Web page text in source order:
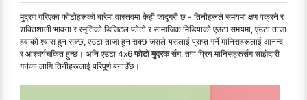
मुद्रण गरिएका फोटोहरूको बारेमा वास्तवमा केही जादूगरी छ - तिनीहरूले समयमा क्षण पक्रने र
शक्तिशाली भावना र स्मृतिको डिजिटल फोटो र सामाजिक मिडियाको एउटा समयमा, एउटा ताजा
हवाको श्वास हुन सक्छ, एउटा ताजा हुन सक्छ जसले यसलाई प्राप्त गर्ने मानिसहरूलाई आनन्द
र आश्चर्यचकित हुन्छ। अनि एउटा 4x6 फोटो मुद्रकसँग, तपा प्रिय मानिसहरूसँग साझेदारी
गर्नका लागि तिनीहरूलाई परिपूर्ण बनाउँछ।